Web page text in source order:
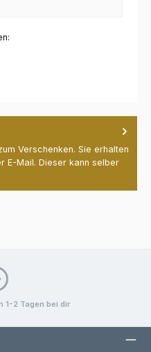
Verschenken. Sie erhalten
E-Mail. Dieser kann selber
1-2 Tagen bei dir